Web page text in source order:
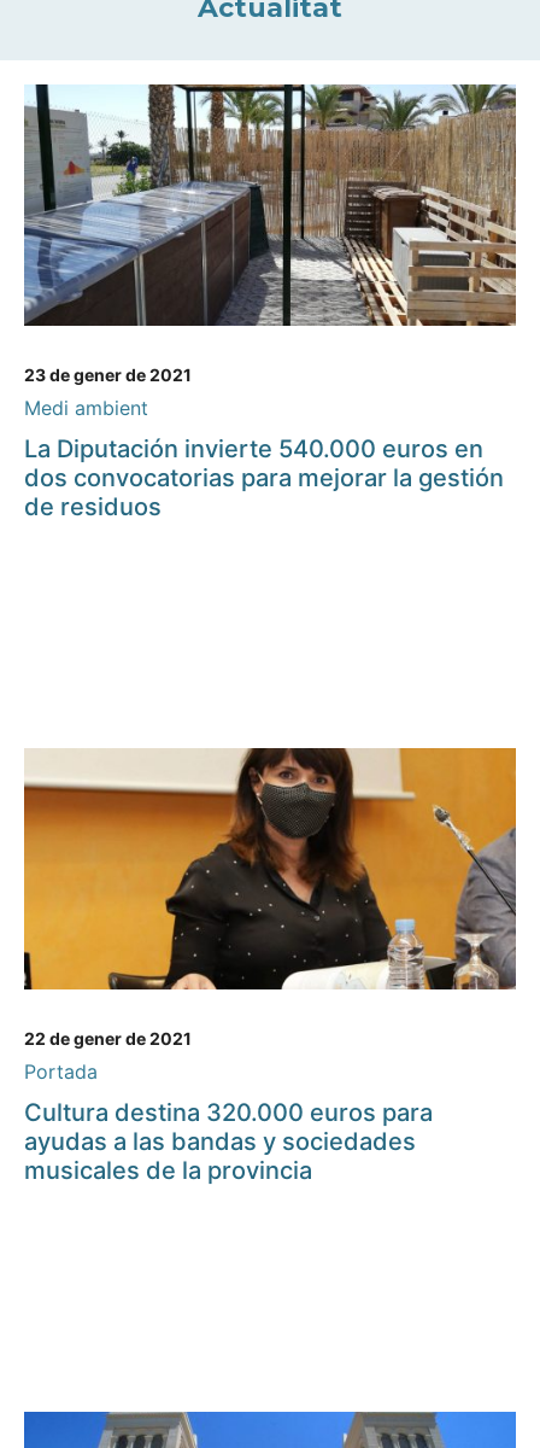
Actualitat
23 de gener de 2021
Medi ambient
La Diputación invierte 540.000 euros en
dos convocatorias para mejorar la gestión
de residuos
22 de gener de 2021
Portada
Cultura destina 320.000 euros para
ayudas a las bandas y sociedades
musicales de la provincia